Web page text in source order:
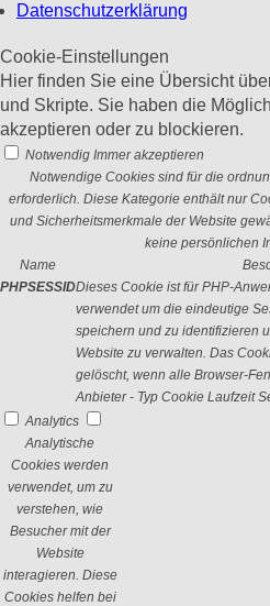
Datenschutzerklärung
Cookie-Einstellungen
Hier finden Sie eine Übersicht
und Skripte. Sie haben die
akzeptieren oder zu blockieren.
Notwendig Immer akzeptieren
Notwendige Cookies sind für die
erforderlich. Diese Kategorie enthält nur
und Sicherheitsmerkmale der Website
keine persönlichen
Name
PHPSESSIDDieses Cookie ist für PHP-
verwendet um die eindeutige
speichern und zu identifizieren
Website zu verwalten. Das
gelöscht, wenn alle Browser-
Anbieter - Typ Cookie Laufzeit
Analytics
Analytische
Cookies werden
verwendet, um zu
verstehen, wie
Besucher mit der
Website
interagieren. Diese
Cookies helfen bei